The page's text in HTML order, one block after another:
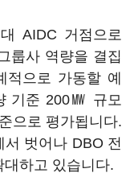
AIDC 거점으로
룹사 역량을 결집
으로 가동할 예
기준 200㎿ 규모
으로 평가됩니다.
벗어나 DBO 전
하고 있습니다.